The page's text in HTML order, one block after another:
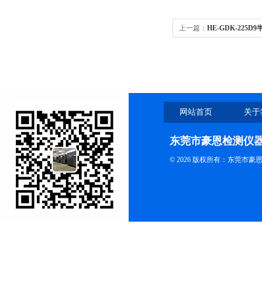
上一篇： HE-GDK-225D9
网站首页 关
东莞市豪恩检测仪
© 2026 版权所有：东莞市豪